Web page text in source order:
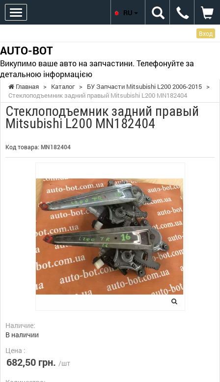
Вход
AUTO-BOT
Викупимо ваше авто на запчастини. Телефонуйте за
детальною інформацією
RU
Главная > Каталог > БУ Запчасти Mitsubishi L200 2006-2015 >
Стеклоподъемник задний правый Mitsubishi L200 MN182404
Стеклоподъемник задний правый
Mitsubishi L200 MN182404
Код товара: MN182404
Наличие:
В наличии
Цена :
682,50 грн. /шт